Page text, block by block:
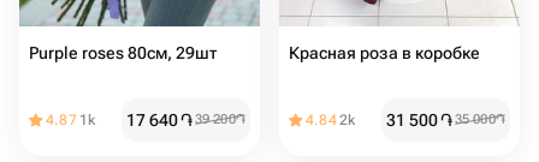
Purple roses 80см, 29шт
4.87 1k 17 640֏39 200֏
Красная роза в коробке
4.842k 31 500֏35 000֏